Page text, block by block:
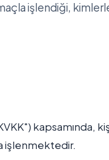
işlendiği,
kapsamında,
işlenmektedir.